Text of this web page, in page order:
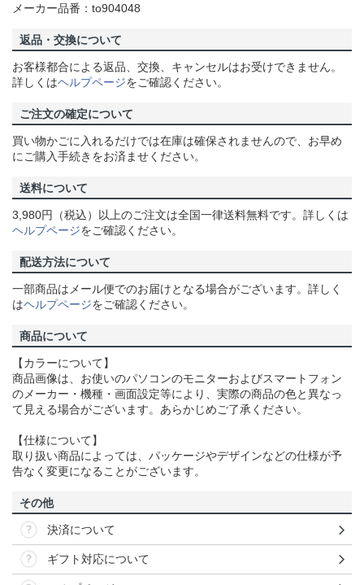
メーカー品番：to904048
返品・交換について
お客様都合による返品、交換、キャンセルはお受けできません。
詳しくはヘルプページをご確認ください。
ご注文の確定について
買い物かごに入れるだけでは在庫は確保されませんので、お早め
にご購入手続きをお済ませください。
送料について
3,980円（税込）以上のご注文は全国一律送料無料です。詳しくは
ヘルプページをご確認ください。
配送方法について
一部商品はメール便でのお届けとなる場合がございます。詳しく
はヘルプページをご確認ください。
商品について
【カラーについて】
商品画像は、お使いのパソコンのモニターおよびスマートフォン
のメーカー・機種・画面設定等により、実際の商品の色と異なっ
て見える場合がございます。あらかじめご了承ください。
【仕様について】
取り扱い商品によっては、パッケージやデザインなどの仕様が予
告なく変更になることがございます。
その他
決済について
ギフト対応について